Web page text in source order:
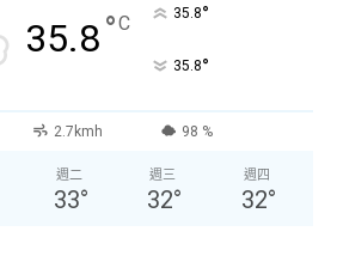
35.8°C 35.8°
35.8°
2.7kmh 98 %
週二
33°
週三
32°
週四
32°